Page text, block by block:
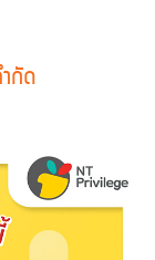
กัด